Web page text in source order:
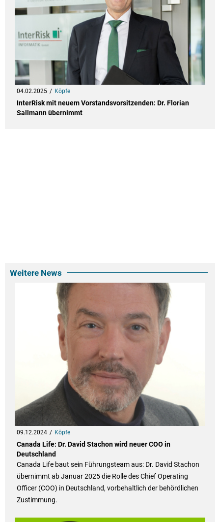
04.02.2025 Köpfe
InterRisk mit neuem Vorstandsvorsitzenden: Dr. Florian
Sallmann übernimmt
Weitere News
09.12.2024 Köpfe
Canada Life: Dr. David Stachon wird neuer COO in
Deutschland
Canada Life baut sein Führungsteam aus: Dr. David Stachon
übernimmt ab Januar 2025 die Rolle des Chief Operating
Officer (COO) in Deutschland, vorbehaltlich der behördlichen
Zustimmung.